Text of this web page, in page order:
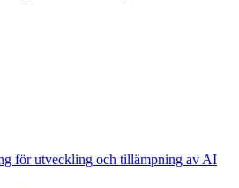
för utveckling och tillämpning av AI